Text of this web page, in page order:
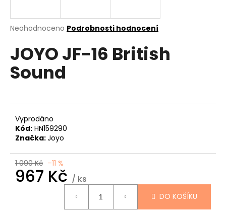
Průměrné
produktu
je
0,0
z
Neohodnoceno Podrobnosti hodnocení
JOYO JF-16 British
Sound
Vyprodáno
Kód: HN159290
Značka:Joyo
1 090 Kč –11 %
967 Kč / ks
DO KOŠÍKU
j
t
?
D
o
p